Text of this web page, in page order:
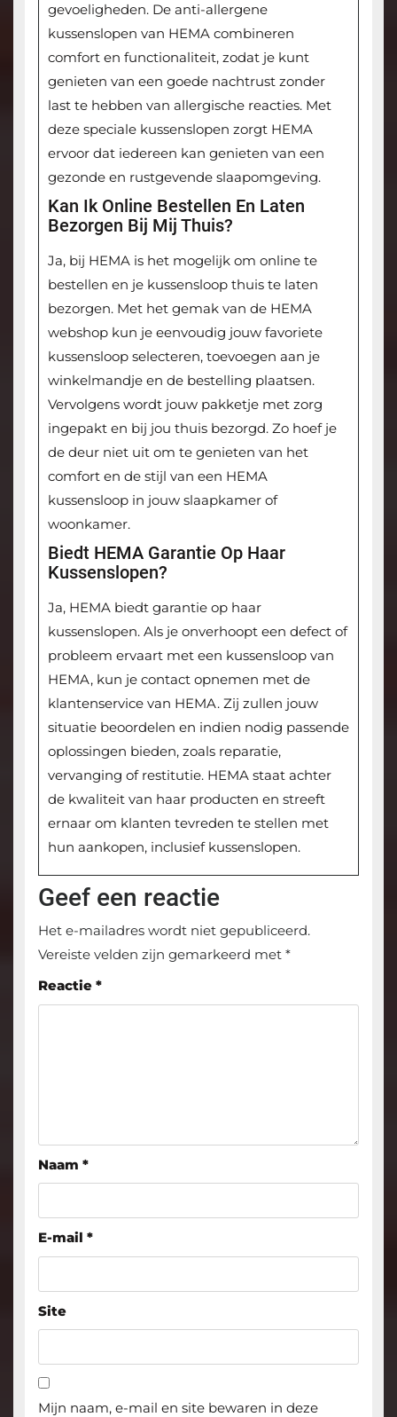
gevoeligheden. De anti-allergene
kussenslopen van HEMA combineren
comfort en functionaliteit, zodat je kunt
genieten van een goede nachtrust zonder
last te hebben van allergische reacties. Met
deze speciale kussenslopen zorgt HEMA
ervoor dat iedereen kan genieten van een
gezonde en rustgevende slaapomgeving.
Kan Ik Online Bestellen En Laten
Bezorgen Bij Mij Thuis?
Ja, bij HEMA is het mogelijk om online te
bestellen en je kussensloop thuis te laten
bezorgen. Met het gemak van de HEMA
webshop kun je eenvoudig jouw favoriete
kussensloop selecteren, toevoegen aan je
winkelmandje en de bestelling plaatsen.
Vervolgens wordt jouw pakketje met zorg
ingepakt en bij jou thuis bezorgd. Zo hoef je
de deur niet uit om te genieten van het
comfort en de stijl van een HEMA
kussensloop in jouw slaapkamer of
woonkamer.
Biedt HEMA Garantie Op Haar
Kussenslopen?
Ja, HEMA biedt garantie op haar
kussenslopen. Als je onverhoopt een defect of
probleem ervaart met een kussensloop van
HEMA, kun je contact opnemen met de
klantenservice van HEMA. Zij zullen jouw
situatie beoordelen en indien nodig passende
oplossingen bieden, zoals reparatie,
vervanging of restitutie. HEMA staat achter
de kwaliteit van haar producten en streeft
ernaar om klanten tevreden te stellen met
hun aankopen, inclusief kussenslopen.
Geef een reactie
Het e-mailadres wordt niet gepubliceerd.
Vereiste velden zijn gemarkeerd met *
Reactie *
Naam *
E-mail *
Site
Mijn naam, e-mail en site bewaren in deze